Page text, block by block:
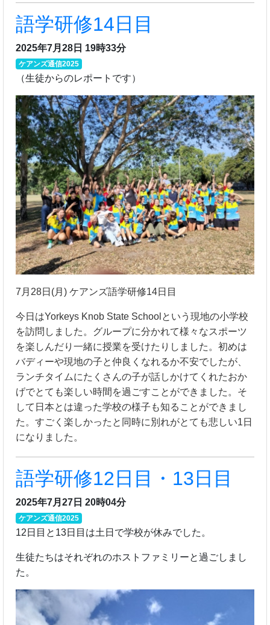
語学研修14日目
2025年7月28日 19時33分
ケアンズ通信2025
（生徒からのレポートです）
7月28日(月) ケアンズ語学研修14日目
今日はYorkeys Knob State Schoolという現地の小学校
を訪問しました。グループに分かれて様々なスポーツ
を楽しんだり一緒に授業を受けたりしました。初めは
バディーや現地の子と仲良くなれるか不安でしたが、
ランチタイムにたくさんの子が話しかけてくれたおか
げでとても楽しい時間を過ごすことができました。そ
して日本とは違った学校の様子も知ることができまし
た。すごく楽しかったと同時に別れがとても悲しい1日
になりました。
語学研修12日目・13日目
2025年7月27日 20時04分
ケアンズ通信2025
12日目と13日目は土日で学校が休みでした。
生徒たちはそれぞれのホストファミリーと過ごしまし
た。